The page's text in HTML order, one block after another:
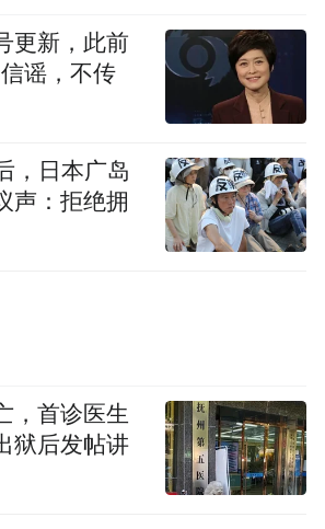
更新，此前
谣，不传
，日本广岛
声：拒绝拥
，首诊医生
狱后发帖讲